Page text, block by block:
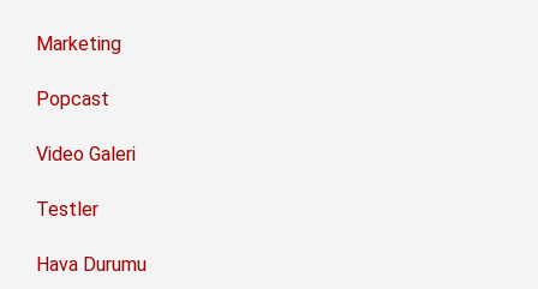
Marketing
Popcast
Video Galeri
Testler
Hava Durumu